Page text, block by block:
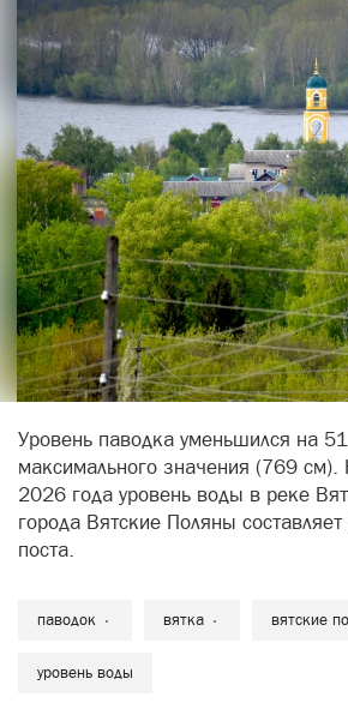
Уровень паводка уменьшился на
максимального значения (769
2026 года уровень воды в реке
города Вятские Поляны
поста.
паводок вятка вятские
уровень воды